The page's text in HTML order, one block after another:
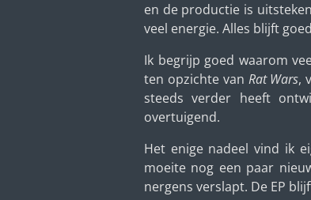
en de productie is
veel energie. Alles blijft
Ik begrijp goed waarom
ten opzichte van Rat Wars,
steeds verder heeft
overtuigend.
Het enige nadeel vind ik
moeite nog een paar
nergens verslapt. De EP